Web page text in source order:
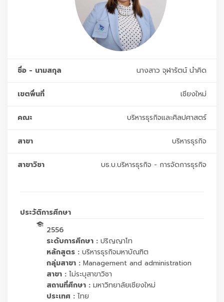
ชื่อ - นามสกุล นางสาว จุฬารัตน์ นำคิด
เขตพื่นที่ เชียงใหม่
คณะ บริหารธุรกิจและศิลปศาสตร์
สาขา บริหารธุรกิจ
สาขาวิชา บธ.บ.บริหารธุรกิจ - การจัดการธุรกิจ
ประวัติการศึกษา
2556
ระดับการศึกษา : ปริญญาโท
หลักสูตร : บริหารธุรกิจมหาบัณฑิต
กลุ่มสาขา : Management and administration
สาขา : ไม่ระบุสาขาวิชา
สถานที่ศึกษา : มหาวิทยาลัยเชียงใหม่
ประเทศ : ไทย